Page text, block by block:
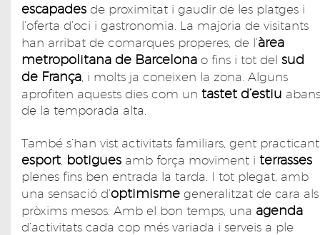
escapades de proximitat i gaudir de les platges i
l’oferta d’oci i gastronomia. La majoria de visitants
han arribat de comarques properes, de l’àrea
metropolitana de Barcelona o fins i tot del sud
de França , i molts ja coneixen la zona. Alguns
aprofiten aquests dies com un tastet d’estiu abans
de la temporada alta.
També s’han vist activitats familiars, gent practicant
esport botigues amb força moviment i terrasses
plenes fins ben entrada la tarda. I tot plegat, amb
una sensació d’optimisme generalitzat de cara als
pròxims mesos. Amb el bon temps, una agenda
d’activitats cada cop més variada i serveis a ple